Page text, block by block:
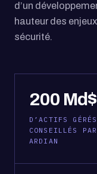
d’un
hauteur des
sécurité.
200 Md$
D’ACTIFS
CONSEILLÉS PAR
ARDIAN